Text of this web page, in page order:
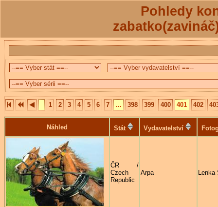
Pohledy
1 2 3 4 5 6 7 ... 398 399 400 401 402
Náhled Stát Vydavatelství
ČR /
Czech
Republic
Arpa Lenka